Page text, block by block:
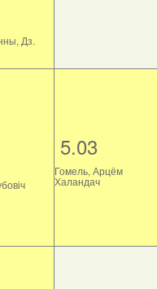
Дз.
5.03
Гомель, Арцём
Халандач